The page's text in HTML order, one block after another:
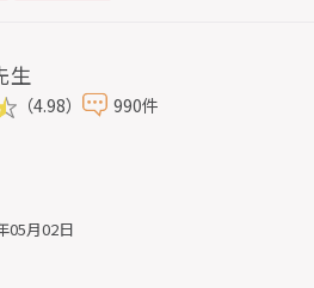
生
（4.98） 990件
05月02日